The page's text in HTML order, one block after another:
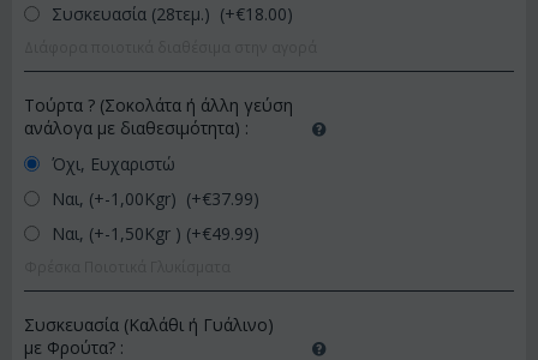
Συσκευασία (28τεμ.) (+€18.00)
Τούρτα ? (Σοκολάτα ή άλλη γεύση
ανάλογα με διαθεσιμότητα) :
Όχι, Ευχαριστώ
Ναι, (+-1,00Kgr) (+€37.99)
Ναι, (+-1,50Kgr ) (+€49.99)
Συσκευασία (Καλάθι ή Γυάλινο)
με Φρούτα? :